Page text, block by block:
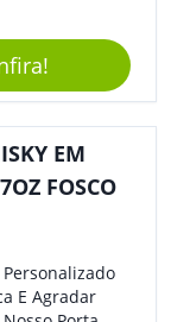
EM
FOSCO
E Agradar